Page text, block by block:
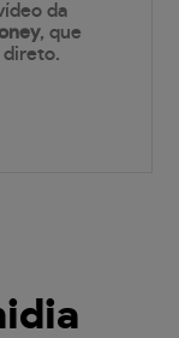
da
, que
direto.